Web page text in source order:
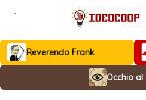
Reverendo Frank
Occhio